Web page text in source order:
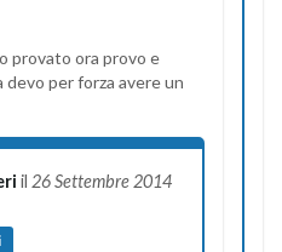
provato ora provo e
devo per forza avere un
il 26 Settembre 2014